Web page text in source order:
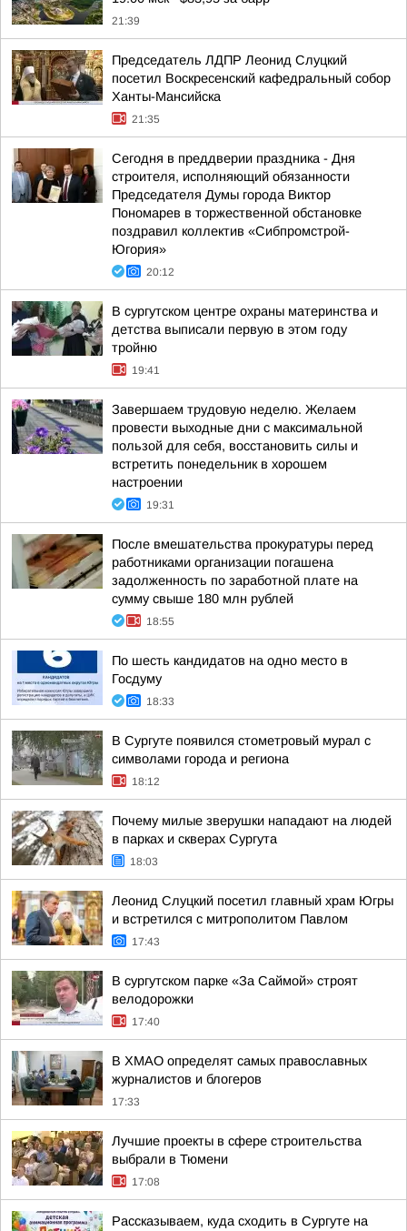
21:39
Председатель ЛДПР Леонид Слуцкий
посетил Воскресенский кафедральный собор
Ханты-Мансийска
21:35
Сегодня в преддверии праздника - Дня
строителя, исполняющий обязанности
Председателя Думы города Виктор
Пономарев в торжественной обстановке
поздравил коллектив «Сибпромстрой-
Югория»
20:12
В сургутском центре охраны материнства и
детства выписали первую в этом году
тройню
19:41
Завершаем трудовую неделю. Желаем
провести выходные дни с максимальной
пользой для себя, восстановить силы и
встретить понедельник в хорошем
настроении
19:31
После вмешательства прокуратуры перед
работниками организации погашена
задолженность по заработной плате на
сумму свыше 180 млн рублей
18:55
По шесть кандидатов на одно место в
Госдуму
18:33
В Сургуте появился стометровый мурал с
символами города и региона
18:12
Почему милые зверушки нападают на людей
в парках и скверах Сургута
18:03
Леонид Слуцкий посетил главный храм Югры
и встретился с митрополитом Павлом
17:43
В сургутском парке «За Саймой» строят
велодорожки
17:40
В ХМАО определят самых православных
журналистов и блогеров
17:33
Лучшие проекты в сфере строительства
выбрали в Тюмени
17:08
Рассказываем, куда сходить в Сургуте на